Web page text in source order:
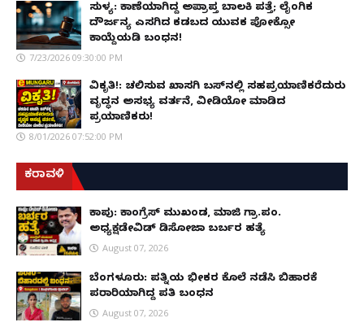
ಸುಳ್ಯ: ಕಾಣೆಯಾಗಿದ್ದ ಅಪ್ರಾಪ್ತ ಬಾಲಕಿ ಪತ್ತೆ; ಲೈಂಗಿಕ
ದೌರ್ಜನ್ಯ ಎಸಗಿದ ಕಡಬದ ಯುವಕ ಪೋಕ್ಸೋ
ಕಾಯ್ದೆಯಡಿ ಬಂಧನ!
7/23/2026 09:30:00 PM
ವಿಕೃತಿ!: ಚಲಿಸುವ ಖಾಸಗಿ ಬಸ್‌ನಲ್ಲಿ ಸಹಪ್ರಯಾಣಿಕರೆದುರು
ವೃದ್ಧನ ಅಸಭ್ಯ ವರ್ತನೆ, ವೀಡಿಯೋ ಮಾಡಿದ
ಪ್ರಯಾಣಿಕರು!
8/01/2026 07:52:00 PM
ಕರಾವಳಿ
ಕಾಪು: ಕಾಂಗ್ರೆಸ್ ಮುಖಂಡ, ಮಾಜಿ ಗ್ರಾ.ಪಂ.
ಅಧ್ಯಕ್ಷಡೇವಿಡ್ ಡಿಸೋಜಾ ಬರ್ಬರ ಹತ್ಯೆ
August 07, 2026
ಬೆಂಗಳೂರು: ಪತ್ನಿಯ ಭೀಕರ ಕೊಲೆ ನಡೆಸಿ ಬಿಹಾರಕ್ಕೆ
ಪರಾರಿಯಾಗಿದ್ದ ಪತಿ ಬಂಧನ
August 07, 2026